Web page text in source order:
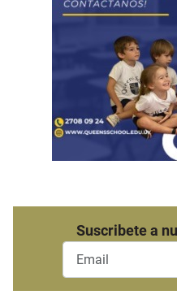
Suscribete a